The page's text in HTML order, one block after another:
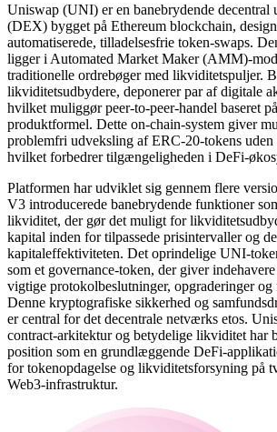
Uniswap (UNI) er en banebrydende decentral
(DEX) bygget på Ethereum blockchain,
automatiserede, tilladelsesfrie token-swaps.
ligger i Automated Market Maker (AMM)-
traditionelle ordrebøger med likviditetspuljer.
likviditetsudbydere, deponerer par af digitale
hvilket muliggør peer-to-peer-handel baseret
produktformel. Dette on-chain-system giver
problemfri udveksling af ERC-20-tokens
hvilket forbedrer tilgængeligheden i DeFi-
Platformen har udviklet sig gennem flere
V3 introducerede banebrydende funktioner
likviditet, der gør det muligt for
kapital inden for tilpassede prisintervaller og
kapitaleffektiviteten. Det oprindelige UNI-
som et governance-token, der giver indehavere
vigtige protokolbeslutninger, opgraderinger og
Denne kryptografiske sikkerhed og
er central for det decentrale netværks etos.
contract-arkitektur og betydelige likviditet har
position som en grundlæggende DeFi-
for tokenopdagelse og likviditetsforsyning på
Web3-infrastruktur.